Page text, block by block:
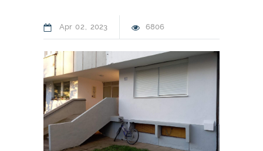
Apr 02 2023 6806